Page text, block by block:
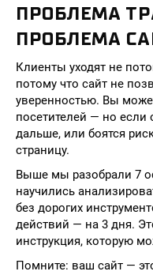
ПРОБЛЕМА
ПРОБЛЕМА
Клиенты уходят не
потому что сайт не
уверенностью. Вы
посетителей — но если
дальше, или боятся
страницу.
Выше мы разобрали 7
научились
без дорогих
действий — на 3 дня.
инструкция, которую
Помните: ваш сайт —